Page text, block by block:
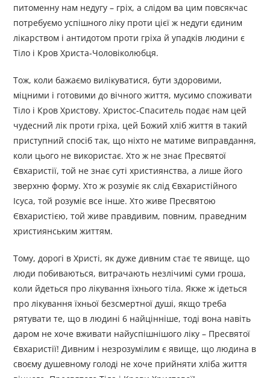
питоменну нам недугу – гріх, а слідом ва цим повсякчас
потребуємо успішного ліку проти цієї ж недуги єдиним
лікарством і антидотом проти гріха й упадків людини є
Тіло і Кров Христа-Чоловіколюбця.
Тож, коли бажаємо вилікуватися, бути здоровими,
міцними і готовими до вічного життя, мусимо споживати
Тіло і Кров Христову. Христос-Спаситель подає нам цей
чудесний лік проти гріха, цей Божий хліб життя в такий
приступний спосіб так, що ніхто не матиме виправдання,
коли цього не використає. Хто ж не знає Пресвятої
Євхаристії, той не знає суті християнства, а лише його
зверхню форму. Хто ж розуміє як слід Євхаристійного
Ісуса, той розуміє все інше. Хто живе Пресвятою
Євхаристією, той живе правдивим, повним, праведним
християнським життям.
Тому, дорогі в Христі, як дуже дивним стає те явище, що
люди побиваються, витрачають незлічимі суми гроша,
коли йдеться про лікування їхнього тіла. Якже ж ідеться
про лікування їхньої безсмертної душі, якщо треба
рятувати те, що в людині 6 найцінніше, тоді вона навіть
даром не хоче вживати найуспішнішого ліку – Пресвятої
Євхаристії! Дивним і незрозумілим є явище, що людина в
своєму душевному голоді не хоче прийняти хліба життя